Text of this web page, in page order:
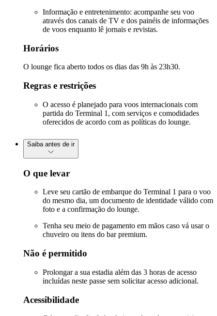
Informação e entretenimento: acompanhe seu voo
através dos canais de TV e dos painéis de informações
de voos enquanto lê jornais e revistas.
Horários
O lounge fica aberto todos os dias das 9h às 23h30.
Regras e restrições
O acesso é planejado para voos internacionais com
partida do Terminal 1, com serviços e comodidades
oferecidos de acordo com as políticas do lounge.
Saiba antes de ir
O que levar
Leve seu cartão de embarque do Terminal 1 para o voo
do mesmo dia, um documento de identidade válido com
foto e a confirmação do lounge.
Tenha seu meio de pagamento em mãos caso vá usar o
chuveiro ou itens do bar premium.
Não é permitido
Prolongar a sua estadia além das 3 horas de acesso
incluídas neste passe sem solicitar acesso adicional.
Acessibilidade